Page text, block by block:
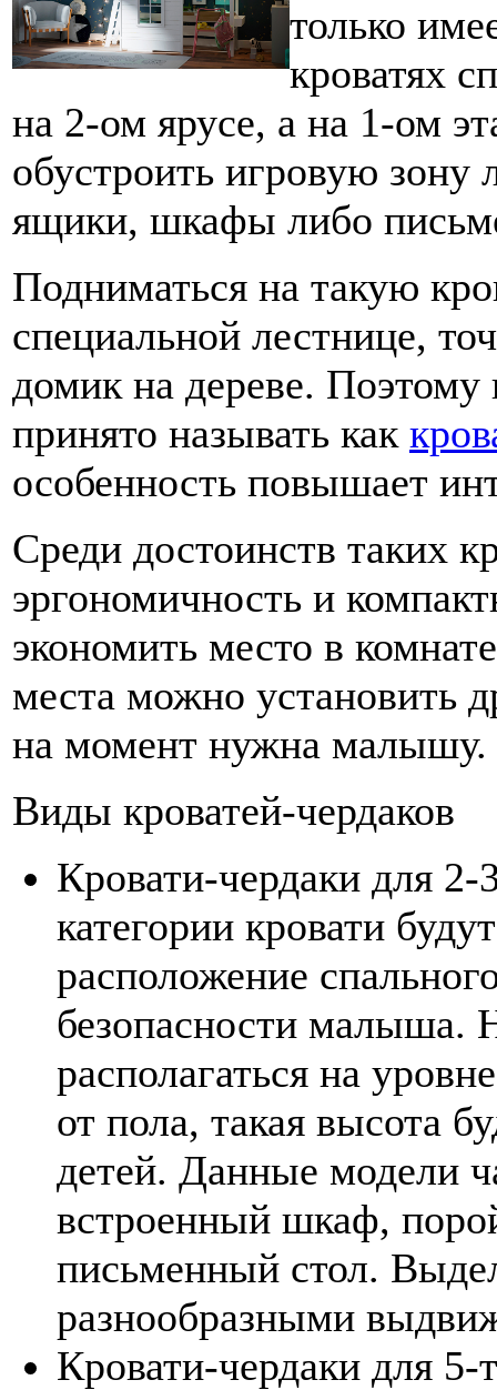
только
кроватях
на 2-ом ярусе, а на 1-ом
обустроить игровую зону
ящики, шкафы либо
Подниматься на такую
специальной лестнице,
домик на дереве.
принято называть как
особенность повышает
Среди достоинств таких
эргономичность и
экономить место в
места можно установить
на момент нужна малышу.
Виды кроватей-чердаков
Кровати-чердаки для 2-
категории кровати
расположение
безопасности малыша.
располагаться на
от пола, такая высота
детей. Данные модели
встроенный шкаф,
письменный стол.
разнообразными
Кровати-чердаки для